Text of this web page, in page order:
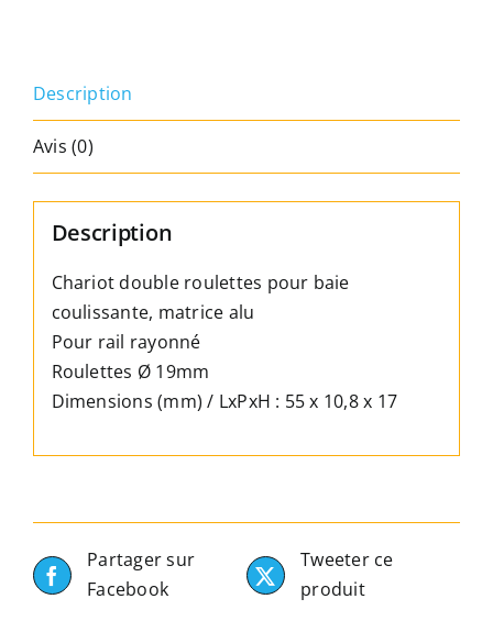
Description
Avis (0)
Description
Chariot double roulettes pour baie
coulissante, matrice alu
Pour rail rayonné
Roulettes Ø 19mm
Dimensions (mm) / LxPxH : 55 x 10,8 x 17
Partager sur
Facebook
Tweeter ce
produit